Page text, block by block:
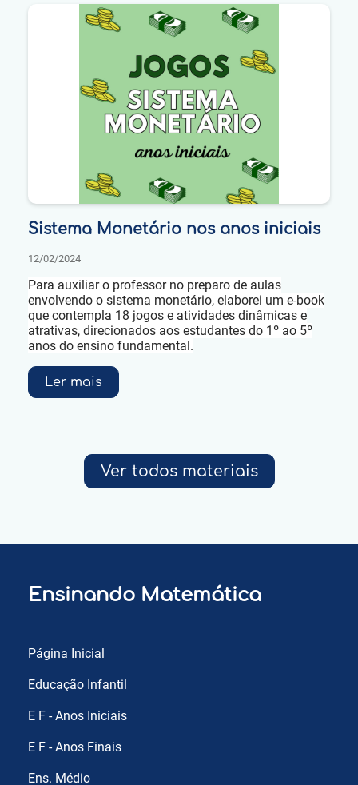
Sistema Monetário nos anos iniciais
12/02/2024
Para auxiliar o professor no preparo de aulas
envolvendo o sistema monetário, elaborei um e-book
que contempla 18 jogos e atividades dinâmicas e
atrativas, direcionados aos estudantes do 1º ao 5º
anos do ensino fundamental.
Ler mais
Ver todos materiais
Ensinando Matemática
Página Inicial
Educação Infantil
E F - Anos Iniciais
E F - Anos Finais
Ens. Médio